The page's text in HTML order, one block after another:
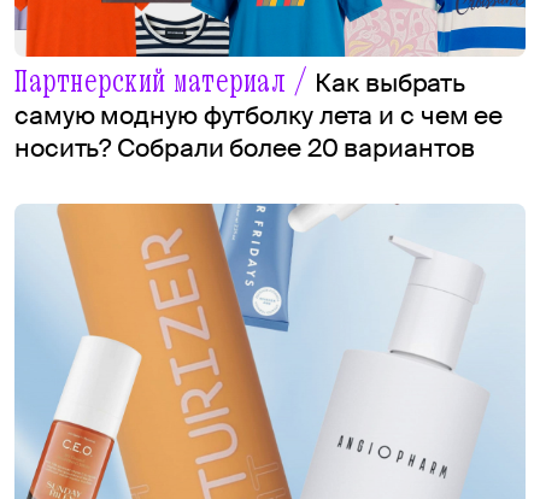
Партнерский материал / Как выбрать
самую модную футболку лета и с чем ее
носить? Собрали более 20 вариантов